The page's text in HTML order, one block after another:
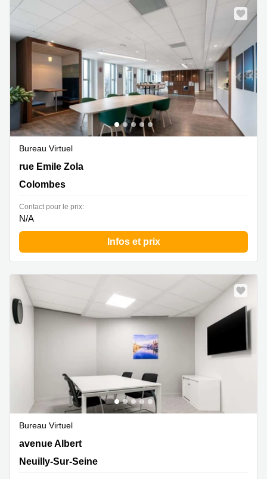
Bureau Virtuel
1 rue Emile Zola, Colombes
rue Emile Zola
Colombes
Contact pour le prix:
N/A
Infos et prix
Bureau Virtuel
104 avenue Albert 1er, Neuilly-Sur-Seine
avenue Albert
Neuilly-Sur-Seine